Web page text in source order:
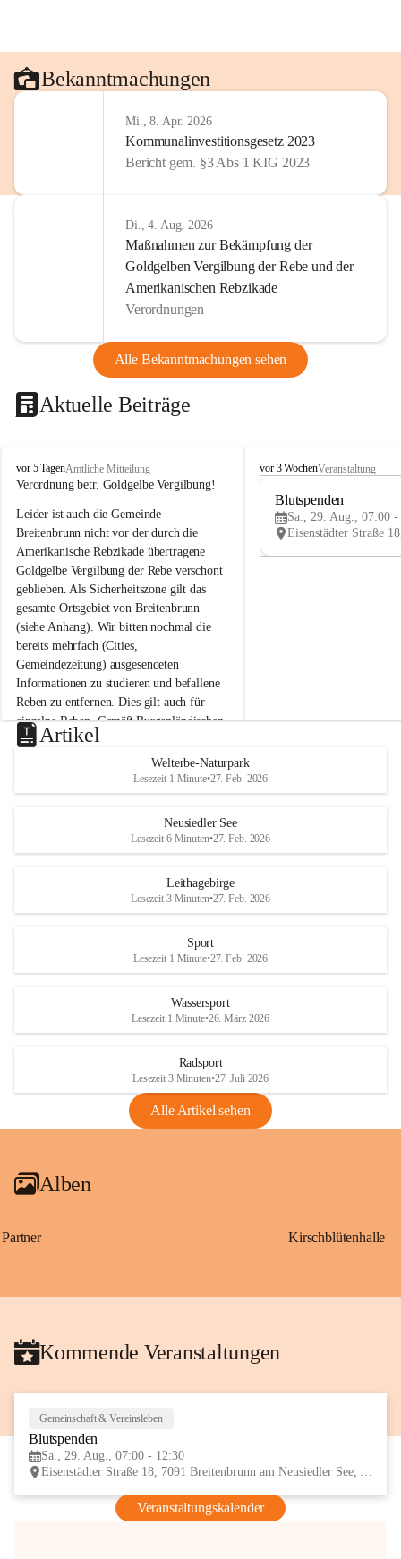
Bekanntmachungen
Mi., 8. Apr. 2026
Kommunalinvestitionsgesetz 2023
Bericht gem. §3 Abs 1 KIG 2023
Di., 4. Aug. 2026
Maßnahmen zur Bekämpfung der
Goldgelben Vergilbung der Rebe und der
Amerikanischen Rebzikade
Verordnungen
Alle Bekanntmachungen sehen
Aktuelle Beiträge
B
r
i
t
e
n
b
r
u
n
n
a
m
N
e
u
s
d
S
vor 5 TagenAmtliche Mitteilung
Verordnung betr. Goldgelbe Vergilbung!
Leider ist auch die Gemeinde
Breitenbrunn nicht vor der durch die
Amerikanische Rebzikade übertragene
Goldgelbe Vergilbung der Rebe verschont
geblieben. Als Sicherheitszone gilt das
gesamte Ortsgebiet von Breitenbrunn
(siehe Anhang). Wir bitten nochmal die
bereits mehrfach (Cities,
Gemeindezeitung) ausgesendeten
Informationen zu studieren und befallene
Reben zu entfernen. Dies gilt auch für
einzelne Reben. Gemäß Burgenländischen
Weinbaugesetz sind nicht gepflegte oder
unzulässige Weingärten zu roden! Bitte
helfen wir zusammen um unsere Winzer
vor den prognostizierten Ernteausfällen
und den daraus folgenden wirtschaftlichen
Maßnahmen zur Bekämpfung
Rebe und der Amerikanischen
Anhang VBl. EU Nr. 18
1 Seite•1,4 MB
VBl. EU Nr. 18_2026
B
e
u
e
d
r
S
vor 3 WochenVeranstaltung
Blutspenden
Sa., 29. Aug., 07:00 -
Artikel
Welterbe-Naturpark
Lesezeit 1 Minute•27. Feb. 2026
Neusiedler See
Lesezeit 6 Minuten•27. Feb. 2026
Leithagebirge
Lesezeit 3 Minuten•27. Feb. 2026
Sport
Lesezeit 1 Minute•27. Feb. 2026
Wassersport
Lesezeit 1 Minute•26. März 2026
Radsport
Lesezeit 3 Minuten•27. Juli 2026
Alle Artikel sehen
Alben
Partner Kirschblütenhalle
Kommende Veranstaltungen
Gemeinschaft & Vereinsleben
Blutspenden
Sa., 29. Aug., 07:00 - 12:30
Eisenstädter Straße 18, 7091 Breitenbrunn am Neusiedler See, AUT
Veranstaltungskalender